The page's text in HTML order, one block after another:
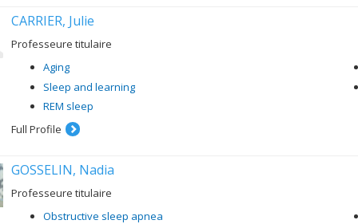
CARRIER, Julie
Professeure titulaire
Aging
Sleep and learning
REM sleep
Full Profile
GOSSELIN, Nadia
Professeure titulaire
Obstructive sleep apnea